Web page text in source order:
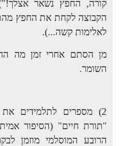
קורה, החפץ נשאר
הקבוצה לקחת את החפץ
לאלימות קשה...).
מן הסתם אחרי זמן מה
השומר.
2) מספרים לתלמידים
"תורת חיים" (הסיפור
הרובע המוסלמי מוזמן